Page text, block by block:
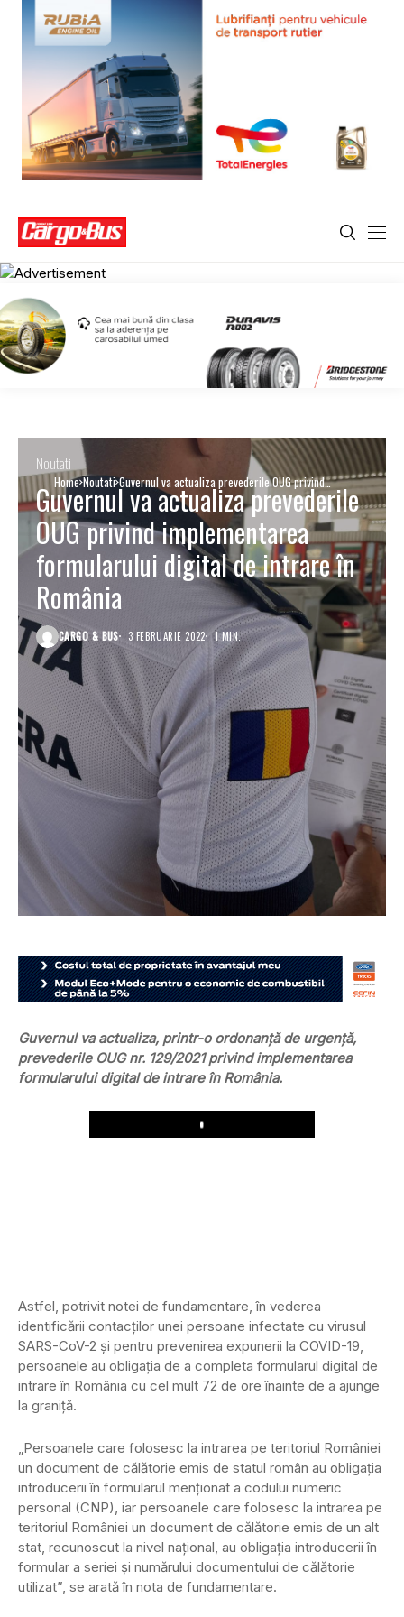
Home Noutati Guvernul va actualiza prevederile OUG privind
implementarea formularului digital de intrare în România
Noutati
Guvernul va actualiza prevederile
OUG privind implementarea
formularului digital de intrare în
România
CARGO & BUS 3 FEBRUARIE 2022 1 MIN.
Guvernul va actualiza, printr-o ordonanţă de urgenţă,
prevederile OUG nr. 129/2021 privind implementarea
formularului digital de intrare în România.
Play
Astfel, potrivit notei de fundamentare, în vederea
identificării contacţilor unei persoane infectate cu virusul
SARS-CoV-2 şi pentru prevenirea expunerii la COVID-19,
persoanele au obligaţia de a completa formularul digital de
intrare în România cu cel mult 72 de ore înainte de a ajunge
la graniţă.
„Persoanele care folosesc la intrarea pe teritoriul României
un document de călătorie emis de statul român au obligaţia
introducerii în formularul menţionat a codului numeric
personal (CNP), iar persoanele care folosesc la intrarea pe
teritoriul României un document de călătorie emis de un alt
stat, recunoscut la nivel naţional, au obligaţia introducerii în
formular a seriei şi numărului documentului de călătorie
utilizat”, se arată în nota de fundamentare.